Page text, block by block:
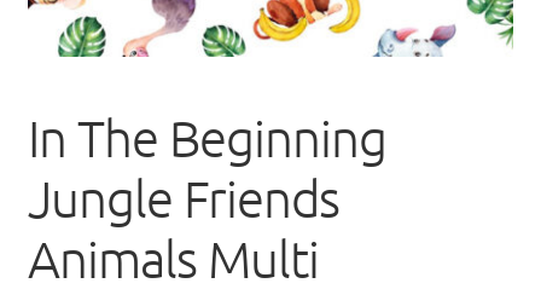
In The Beginning
Jungle Friends
Animals Multi